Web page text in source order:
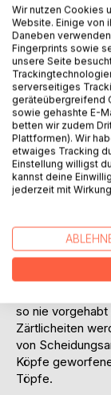
Dass Liebe
soll, wenn man
Finanz-Trick
erstes, zartes
immer gut
der Mitte. Oder
Einen nicht zu
hat - es muss
Sie mir das:
Jahre des relativ
wird und sich im
Ehefrau)
Dieses Gefühl
so nie
Zärtlicheiten
von
Köpfe
Töpfe.
Wir nutzen Cookies
Website. Einige von
Daneben
Fingerprints sowie
unsere Seite
serverseitiges
geräteübergreifend
sowie gehashte E-
betten wir zudem
Plattformen). Wir
etwaiges Tracking
Einstellung willigst
kannst deine
jederzeit mit